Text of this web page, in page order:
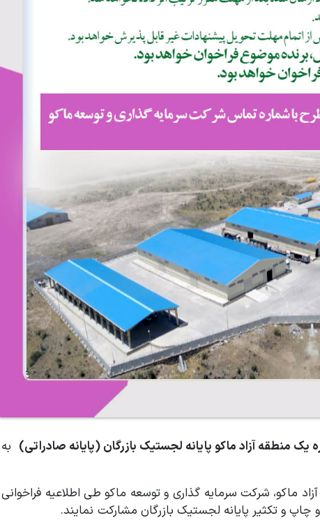
منطقه آزاد ماکو پایانه لجستیک بازرگان (پایانه صادراتی) به
ماکو،‌ شرکت سرمایه گذاری و توسعه ماکو طی اطلاعیه فراخوانی
و تکثیر پایانه لجستیک بازرگان مشارکت نمایند.